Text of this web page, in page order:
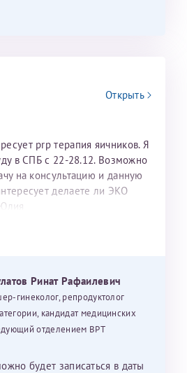
Открыть
prp терапия яичников. Я
в СПБ с 22-28.12. Возможно
на консультацию и данную
делаете ли ЭКО
Ринат Рафаилевич
гинеколог, репродуктолог
кандидат медицинских
отделением ВРТ
будет записаться в даты